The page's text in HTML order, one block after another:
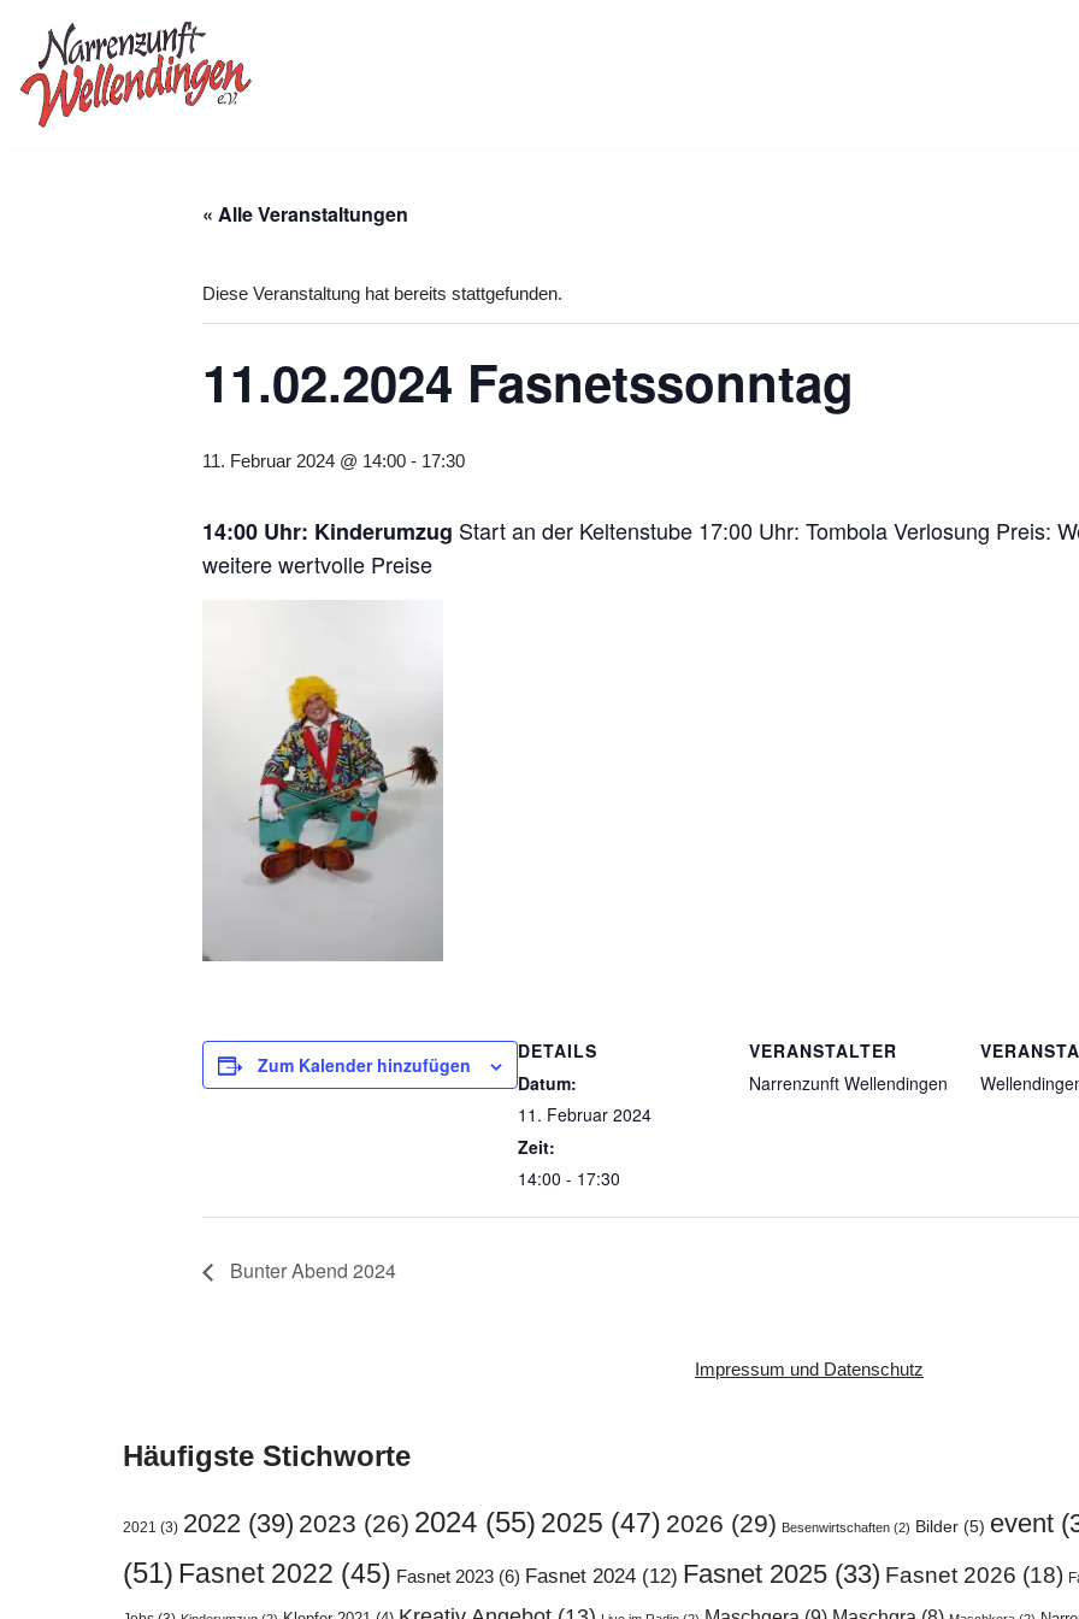
Zum
Inhalt
springen
« Alle Veranstaltungen
Diese Veranstaltung hat bereits stattgefunden.
11.02.2024 Fasnetssonntag
11. Februar 2024 @ 14:00 - 17:30
14:00 Uhr: Kinderumzug Start an der Keltenstube 17:00 Uhr: Tombola Verlosung Preis:
weitere wertvolle Preise
Zum Kalender hinzufügen
DETAILS
Datum:
11. Februar 2024
Zeit:
14:00 - 17:30
VERANSTALTER
Narrenzunft Wellendingen
Bunter Abend 2024
Impressum und Datenschutz
Häufigste Stichworte
2021 (3) 2022 (39) 2023 (26) 2024 (55) 2025 (47) 2026 (29) Besenwirtschaften (2) Bilder (5) event
(51) Fasnet 2022 (45) Fasnet 2023 (6) Fasnet 2024 (12) Fasnet 2025 (33) Fasnet 2026 (18)